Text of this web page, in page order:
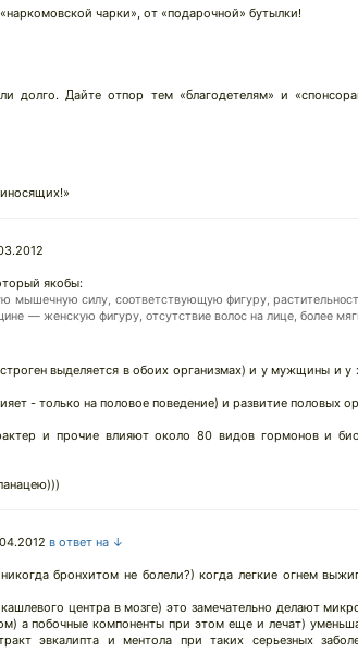
чарки», от «подарочной» бутылки!
долго. Дайте отпор тем «благодетелям» и
якобы:
мышечную силу, соответствующую фигуру,
— женскую фигуру, отсутствие волос на лице, более
выделяется в обоих организмах) и у мужщины и
- только на половое поведение) и развитие половых
и прочие влияют около 80 видов гормонов и
в ответ на ↓
бронхитом не болели?) когда легкие огнем
центра в мозге) это замечательно делают
а побочные компоненты при этом еще и лечат)
эвкалипта и ментола при таких серьезных